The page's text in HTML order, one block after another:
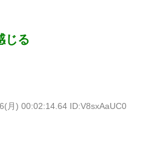
じる
月) 00:02:14.64 ID:V8sxAaUC0